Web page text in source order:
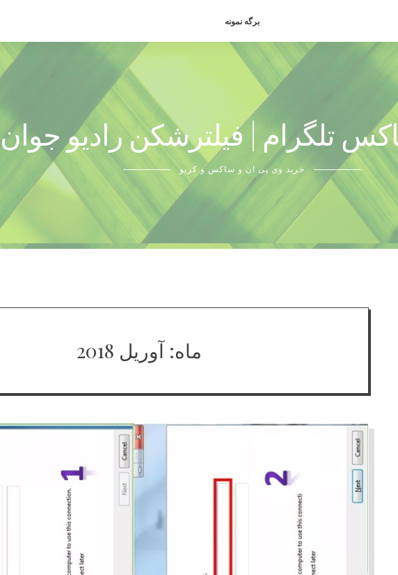
تلگرام | فیلترشکن رادیو جوان
خرید وی پی ان و ساکس و کریو
برگه نمونه
ماه:آوریل 2018